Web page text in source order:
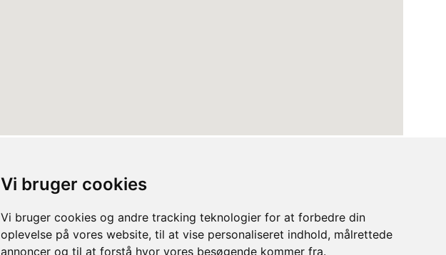
Vi bruger cookies
Vi bruger cookies og andre tracking teknologier for at forbedre din
oplevelse på vores website, til at vise personaliseret indhold, målrettede
annoncer og til at forstå hvor vores besøgende kommer fra.